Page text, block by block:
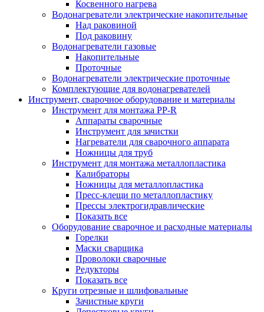
Косвенного нагрева
Водонагреватели электрические накопительные
Над раковиной
Под раковину
Водонагреватели газовые
Накопительные
Проточные
Водонагреватели электрические проточные
Комплектующие для водонагревателей
Инструмент, сварочное оборудование и материалы
Инструмент для монтажа PP-R
Аппараты сварочные
Инструмент для зачистки
Нагреватели для сварочного аппарата
Ножницы для труб
Инструмент для монтажа металлопластика
Калибраторы
Ножницы для металлопластика
Пресс-клещи по металлопластику
Прессы электрогидравлические
Показать все
Оборудование сварочное и расходные материалы
Горелки
Маски сварщика
Проволоки сварочные
Редукторы
Показать все
Круги отрезные и шлифовальные
Зачистные круги